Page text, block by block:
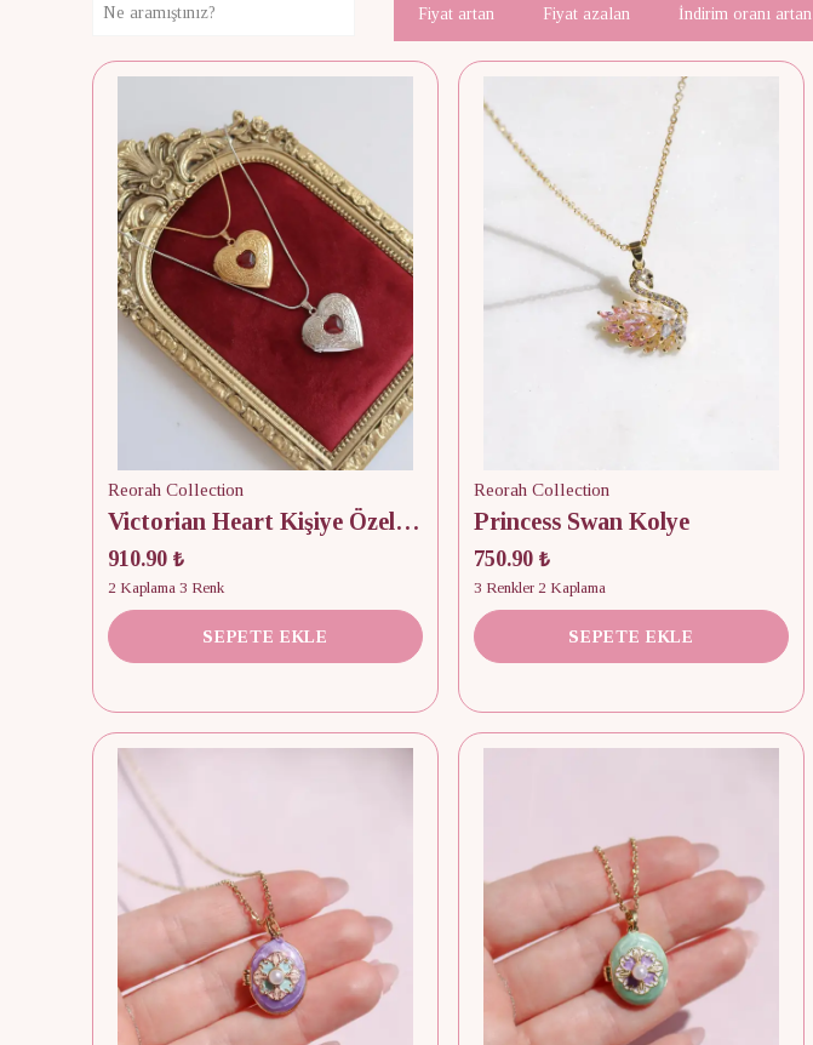
Fiyat artan Fiyat azalan İndirim oranı artan
Reorah Collection
Victorian Heart Kişiye Özel Fotoğraflı Kapaklı Kolye
910.90 ₺
2 Kaplama 3 Renk
SEPETE EKLE
Reorah Collection
Princess Swan Kolye
750.90 ₺
3 Renkler 2 Kaplama
SEPETE EKLE